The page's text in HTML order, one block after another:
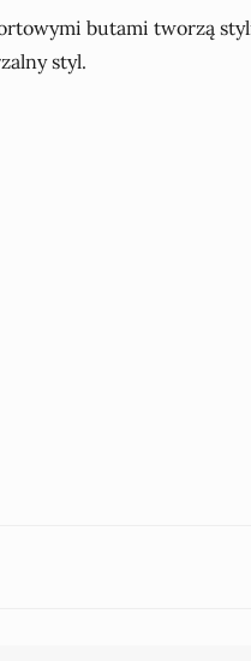
butami tworzą
styl.